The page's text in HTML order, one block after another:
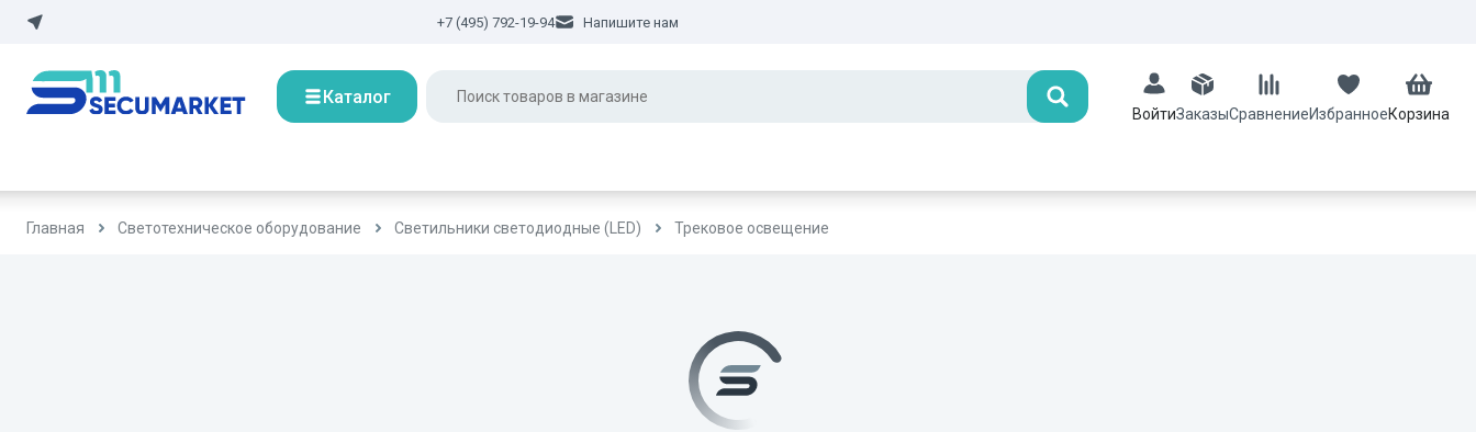
+7 (495) 792-19-94 Напишите нам
Каталог Поиск
ВойтиЗаказыСравнениеИзбранноеКорзина
Главная Светотехническое оборудование Светильники светодиодные (LED) Трековое освещение